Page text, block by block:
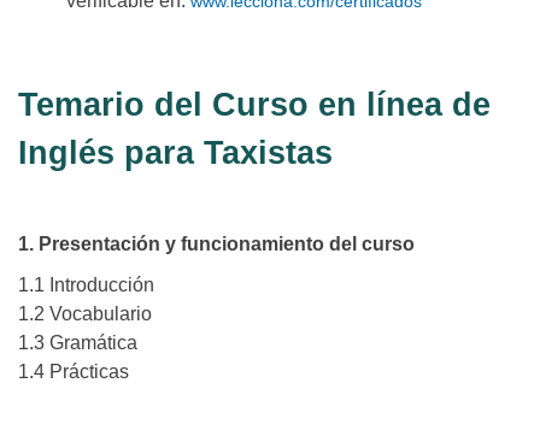
Temario del Curso en línea de
Inglés para Taxistas
1. Presentación y funcionamiento del curso
1.1 Introducción
1.2 Vocabulario
1.3 Gramática
1.4 Prácticas